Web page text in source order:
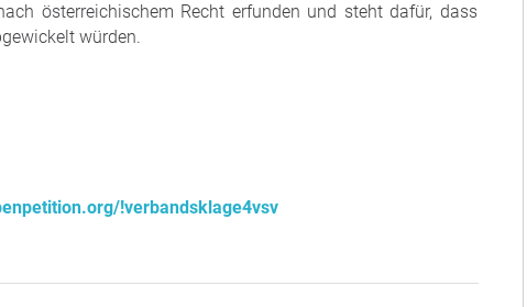
österreichischem Recht erfunden und steht dafür, dass
würden.
!verbandsklage4vsv